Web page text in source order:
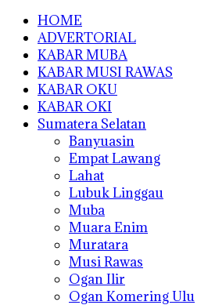
HOME
ADVERTORIAL
KABAR MUBA
KABAR MUSI RAWAS
KABAR OKU
KABAR OKI
Sumatera Selatan
Banyuasin
Empat Lawang
Lahat
Lubuk Linggau
Muba
Muara Enim
Muratara
Musi Rawas
Ogan Ilir
Ogan Komering Ulu